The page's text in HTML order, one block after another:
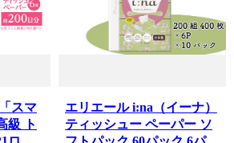
スマ
級 ト
エリエール i:na（イーナ）
ティッシュー ペーパー ソ